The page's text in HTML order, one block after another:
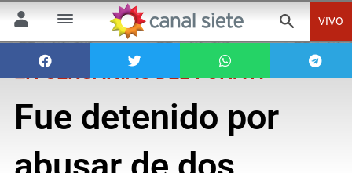
VIVO
EN CERCANÍAS DEL FONAVI
Fue detenido por